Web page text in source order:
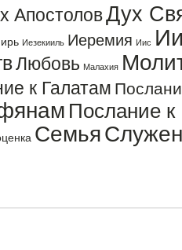
АпостоловДух
Иезекииль Иеремия Иис
Любовь Малахия
к Галатам
Послание
Семья